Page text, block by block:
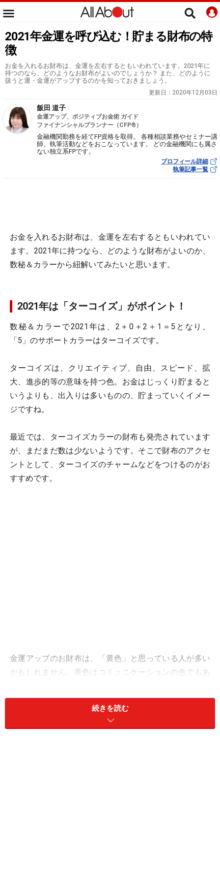
2021年金運を呼び込む！貯まる財布の特
徴
お金を入れるお財布は、金運を左右するともいわれています。2021年に
持つのなら、どのようなお財布がよいのでしょうか？ また、どのように
扱うと運・金運がアップするのかを知っておきましょう。
更新日： 2020年12月03日
飯田 道子
金運アップ、ポジティブお金術 ガイド
ファイナンシャルプランナー（CFP®）
金融機関勤務を経てFP資格を取得。 各種相談業務やセミナー講
師、執筆活動などをおこなっています。 どの金融機関にも属さ
ない独立系FPです。
プロフィール詳細
執筆記事一覧
お金を入れるお財布は、金運を左右するともいわれてい
ます。2021年に持つなら、どのような財布がよいのか、
数秘＆カラーから紐解いてみたいと思います。
2021年は「ターコイズ」がポイント！
数秘＆カラーで2021年は、2＋0＋2＋1＝5となり、
「5」のサポートカラーはターコイズです。
ターコイズは、クリエイティブ、自由、スピード、拡
大、進歩的等の意味を持つ色。お金はじっくり貯まると
いうよりも、出入りは多いものの、貯まっていくイメー
ジですね。
最近では、ターコイズカラーの財布も発売されています
が、まだまだ数は少ないようです。そこで財布のアクセ
ントとして、ターコイズのチャームなどをつけるのがお
すすめです。
金運アップのお財布は、「黄色」と思っている人が多い
かもしれません。黄色はコミュニケーションの色でもあ
が、その分出ていってしまう色でもあります。
続きを読む